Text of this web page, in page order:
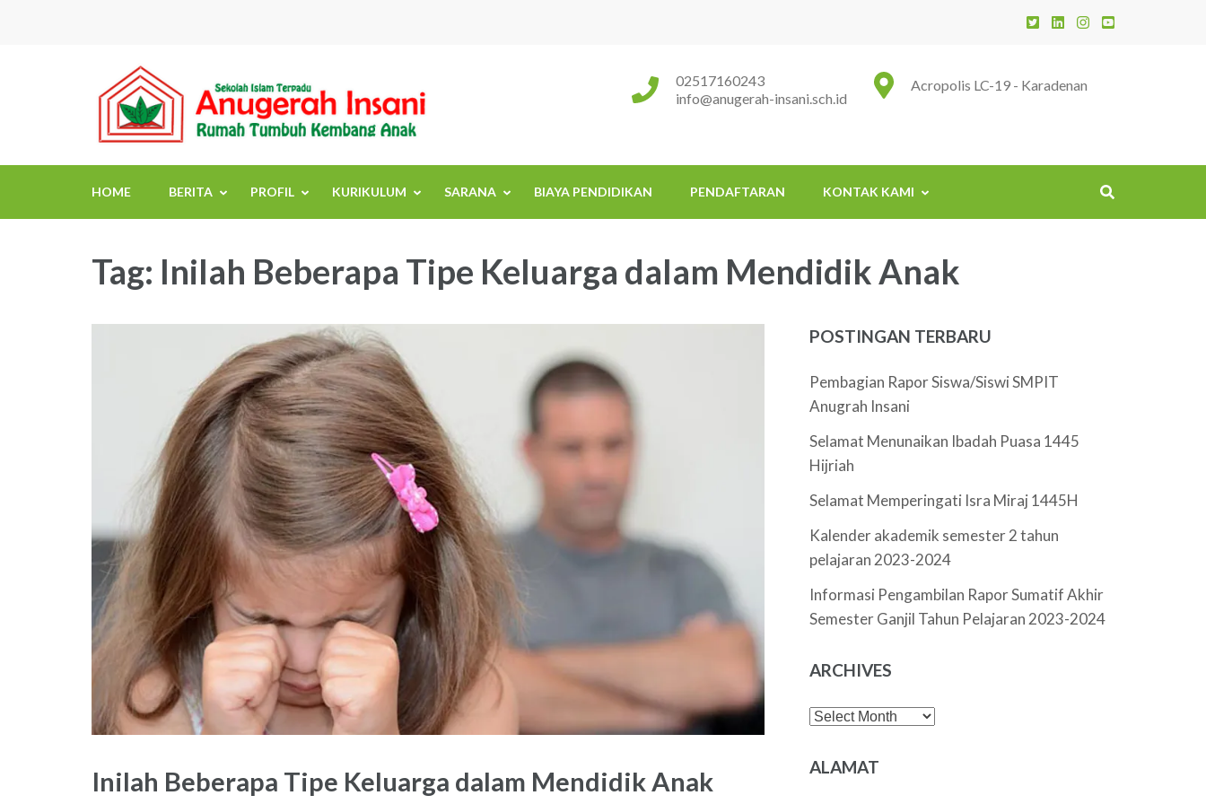
Sekolah Islam Terpadu Anugerah Insani Acropolis LC-19 - Karadenan
02517160243
info@anugerah-insani.sch.id
HOME BERITA PROFIL KURIKULUM SARANA BIAYA PENDIDIKAN PENDAFTARAN KONTAK KAMI
Tag: Inilah Beberapa Tipe Keluarga dalam Mendidik Anak
Inilah Beberapa Tipe Keluarga dalam Mendidik Anak
POSTINGAN TERBARU
Pembagian Rapor Siswa/Siswi SMPIT
Anugrah Insani
Selamat Menunaikan Ibadah Puasa 1445
Hijriah
Selamat Memperingati Isra Miraj 1445H
Kalender akademik semester 2 tahun
pelajaran 2023-2024
Informasi Pengambilan Rapor Sumatif Akhir
Semester Ganjil Tahun Pelajaran 2023-2024
ARCHIVES
Archives
ALAMAT